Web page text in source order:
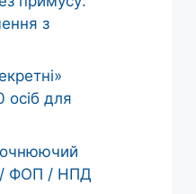
з
осіб для
/ ФОП / НПД